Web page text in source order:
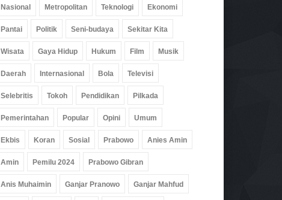
Kodim Waykanan Pelopori
Nasional Metropolitan Teknologi Ekonomi
Pantai Politik Seni-budaya Sekitar Kita
Wisata Gaya Hidup Hukum Film Musik
Daerah Internasional Bola Televisi
Selebritis Tokoh Pendidikan Pilkada
Pemerintahan Popular Opini Umum
Ekbis Koran Sosial Prabowo Anies Amin
Amin Pemilu 2024 Prabowo Gibran
Anis Muhaimin Ganjar Pranowo Ganjar Mahfud